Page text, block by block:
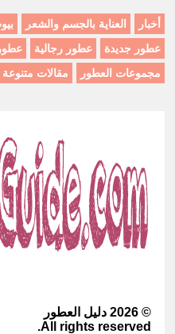
أخبار العناية بالجسم والشعر
عطور جديدة
عطور رجالية
مجموعات العطور
مقالات متنوعة
©
2026 دليل العطور
All rights reserved.